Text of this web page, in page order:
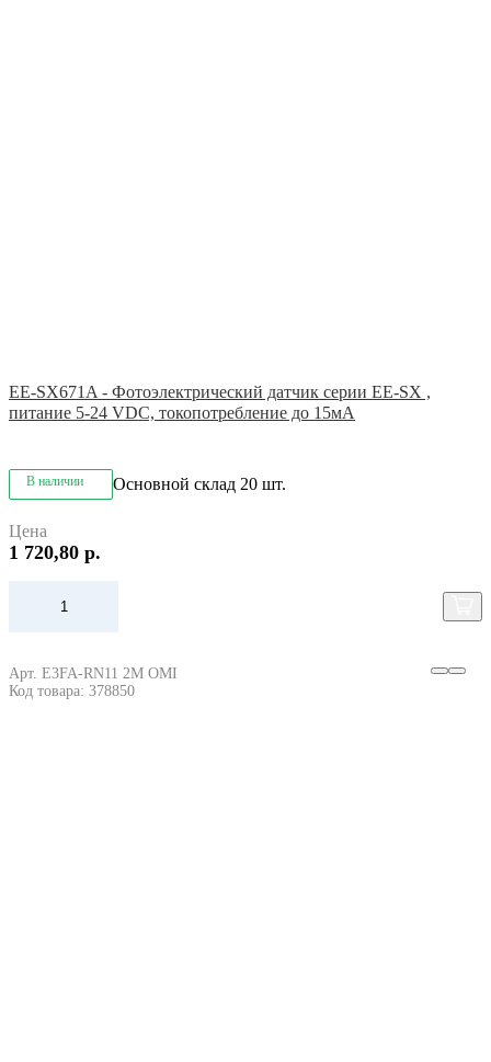
EE-SX671A - Фотоэлектрический датчик серии EE-SX ,
питание 5-24 VDC, токопотребление до 15мА
В наличии Основной склад 20 шт.
Цена
1 720,80 р.
Арт. E3FA-RN11 2M OMI
Код товара: 378850